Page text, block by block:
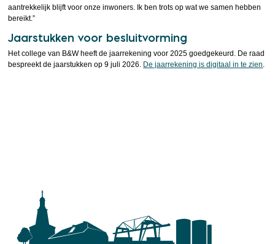
aantrekkelijk blijft voor onze inwoners. Ik ben trots op wat we samen hebben
bereikt.”
Jaarstukken voor besluitvorming
Het college van B&W heeft de jaarrekening voor 2025 goedgekeurd. De raad
bespreekt de jaarstukken op 9 juli 2026. De jaarrekening is digitaal in te zien.